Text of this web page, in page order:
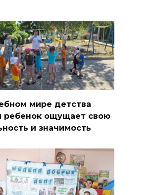
мире детства
ребенок ощущает свою
и значимость